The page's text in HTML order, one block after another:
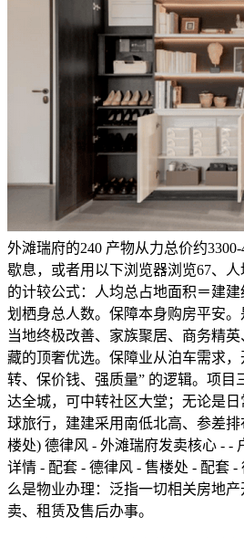
外滩瑞府的240 产物从力总价约
歇息，或者用以下浏览器浏览67、人
的计较公式：人均总占地面积＝建
划栖身总人数。保障本身购房平安
当地终极改善、家族聚居、商务精
藏的顶奢优选。保障业从泊车需求，
转、保价钱、强质量” 的逻辑。项目
达全城，可中转社区大堂；无论是
球旅行，建建采用南低北高、参差
楼处) 德律风 - 外滩瑞府发卖核心 - -
详情 - 配套 - 德律风 - 售楼处 - 配套
么是物业办理：泛指一切相关房地
卖、租赁及售后办事。